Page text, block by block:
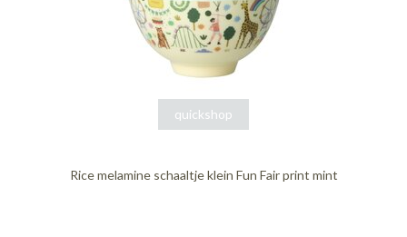
quickshop
Rice melamine schaaltje klein Fun Fair print mint